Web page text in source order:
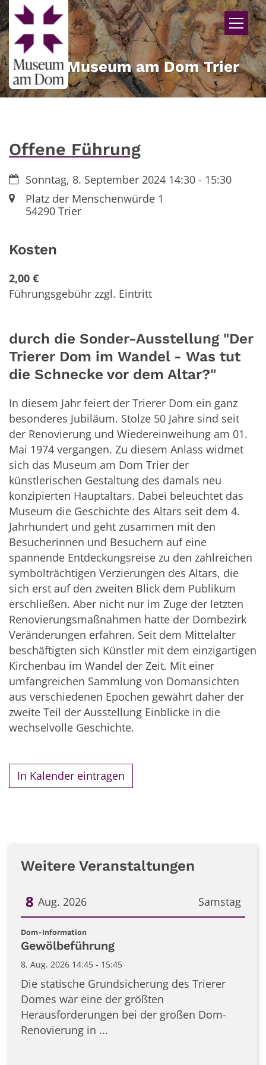
Zum Inhalt springen
Museum am Dom Trier
Offene Führung
Datum:Sonntag, 8. September 2024 14:30 - 15:30
Ort:Platz der Menschenwürde 1
54290Trier
Kosten
2,00 €
Führungsgebühr zzgl. Eintritt
durch die Sonder-Ausstellung "Der
Trierer Dom im Wandel - Was tut
die Schnecke vor dem Altar?"
In diesem Jahr feiert der Trierer Dom ein ganz
besonderes Jubiläum. Stolze 50 Jahre sind seit
der Renovierung und Wiedereinweihung am 01.
Mai 1974 vergangen. Zu diesem Anlass widmet
sich das Museum am Dom Trier der
künstlerischen Gestaltung des damals neu
konzipierten Hauptaltars. Dabei beleuchtet das
Museum die Geschichte des Altars seit dem 4.
Jahrhundert und geht zusammen mit den
Besucherinnen und Besuchern auf eine
spannende Entdeckungsreise zu den zahlreichen
symbolträchtigen Verzierungen des Altars, die
sich erst auf den zweiten Blick dem Publikum
erschließen. Aber nicht nur im Zuge der letzten
Renovierungsmaßnahmen hatte der Dombezirk
Veränderungen erfahren. Seit dem Mittelalter
beschäftigten sich Künstler mit dem einzigartigen
Kirchenbau im Wandel der Zeit. Mit einer
umfangreichen Sammlung von Domansichten
aus verschiedenen Epochen gewährt daher der
zweite Teil der Ausstellung Einblicke in die
wechselvolle Geschichte.
In Kalender eintragen
Weitere Veranstaltungen
Samstag
8 Aug. 2026
Datum: 8. August 2026
Dom-Information
Gewölbeführung
8. Aug. 2026 14:45 - 15:45
Die statische Grundsicherung des Trierer
Domes war eine der größten
Herausforderungen bei der großen Dom-
Renovierung in ...